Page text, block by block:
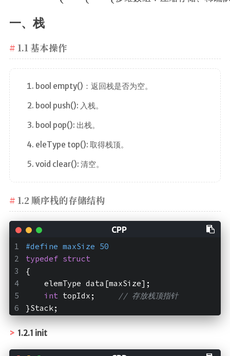
一、栈
1.1 基本操作
bool empty()：返回栈是否为空。
bool push(): 入栈。
bool pop(): 出栈。
eleType top(): 取得栈顶。
void clear(): 清空。
1.2 顺序栈的存储结构
#define maxSize 50
typedef struct
{
    elemType data[maxSize];
int topIdx;
// 存放栈顶指针
}Stack;
1.2.1 init
设计模式
数据结构
并行计算
并发编程
软件测试
CS
Android/Linux
shell
C++
CMake
Python